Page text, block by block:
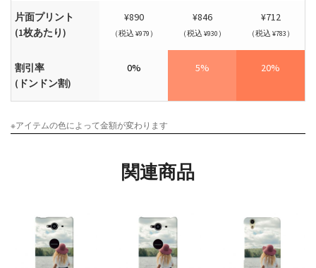
片面プリント
(1枚あたり)
¥890
（税込 ¥979）
¥846
（税込 ¥930）
¥712
（税込 ¥783）
割引率
(ドンドン割)
0% 5% 20%
※アイテムの色によって金額が変わります
関連商品